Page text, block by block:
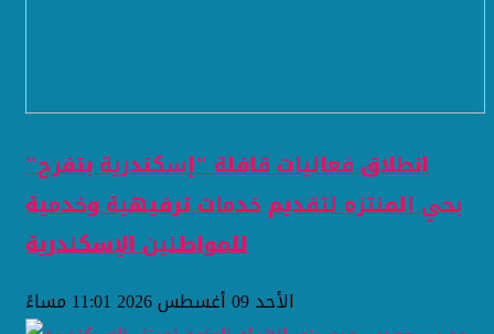
انطلاق فعاليات قافلة "إسكندرية بتفرح"
بحي المنتزه لتقديم خدمات ترفيهية وخدمية
للمواطنين ​الإسكندرية
الأحد 09 أغسطس 2026 11:01 مساءً